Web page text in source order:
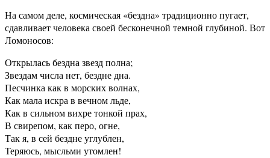
На самом деле, космическая «бездна» традиционно пугает,
сдавливает человека своей бесконечной темной глубиной. Вот
Ломоносов:
Открылась бездна звезд полна;
Звездам числа нет, бездне дна.
Песчинка как в морских волнах,
Как мала искра в вечном льде,
Как в сильном вихре тонкой прах,
В свирепом, как перо, огне,
Так я, в сей бездне углублен,
Теряюсь, мысльми утомлен!